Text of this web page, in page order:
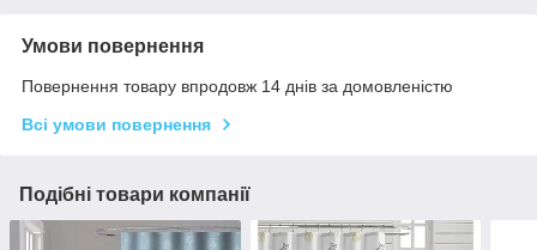
Умови повернення
Повернення товару впродовж 14 днів за домовленістю
Всі умови повернення
Подібні товари компанії